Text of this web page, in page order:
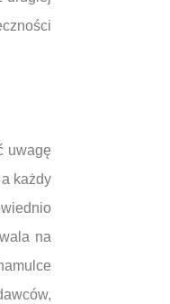
uwagę
każdy
na